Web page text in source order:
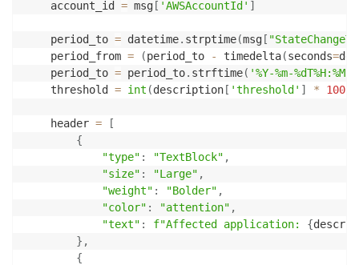
    account_id
= msg [ 'AWSAccountId' ]
    period_to
= datetime. strptime(msg [
    period_from
= (period_to - timedelta(seconds=
    period_to
= period_to. strftime( '%Y-%m-
    threshold
= int (description [ 'threshold' ] * 100
    header
=
[
{
"type" : "TextBlock" ,
"size" : "Large" ,
"weight" : "Bolder" ,
"color" : "attention" ,
"text" : f"Affected application: {
} ,
{